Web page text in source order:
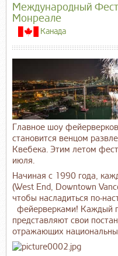
Международный
Монреале
Канада
Главное шоу
становится венцом
Квебека. Этим летом
июля.
Начиная с 1990 года,
(West End, Downtown
чтобы насладиться по-
фейерверками! Каждый
представляют свои
отражающих